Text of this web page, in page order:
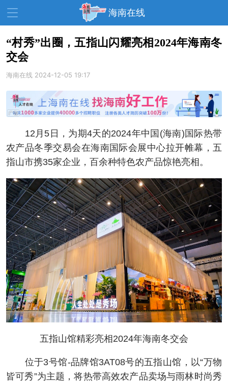
海南在线
资讯中心
教育 健康 房产
生活 演出 活动
展会 走读海南 周末去哪儿
人才在线 天涯企服
“村秀”出圈，五指山闪耀亮相2024年海南冬
交会
海南在线 2024-12-05 19:17
12月5日，为期4天的2024年中国(海南)国际热带
农产品冬季交易会在海南国际会展中心拉开帷幕，五
指山市携35家企业，百余种特色农产品惊艳亮相。
五指山馆精彩亮相2024年海南冬交会
位于3号馆-品牌馆3AT08号的五指山馆，以“万物
皆可秀”为主题，将热带高效农产品卖场与雨林时尚秀